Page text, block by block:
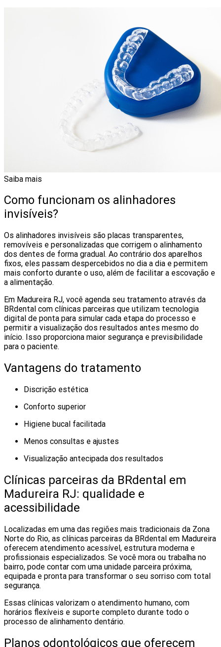
Saiba mais
Como funcionam os alinhadores
invisíveis?
Os alinhadores invisíveis são placas transparentes,
removíveis e personalizadas que corrigem o alinhamento
dos dentes de forma gradual. Ao contrário dos aparelhos
fixos, eles passam despercebidos no dia a dia e permitem
mais conforto durante o uso, além de facilitar a escovação e
a alimentação.
Em Madureira RJ, você agenda seu tratamento através da
BRdental com clínicas parceiras que utilizam tecnologia
digital de ponta para simular cada etapa do processo e
permitir a visualização dos resultados antes mesmo do
início. Isso proporciona maior segurança e previsibilidade
para o paciente.
Vantagens do tratamento
Discrição estética
Conforto superior
Higiene bucal facilitada
Menos consultas e ajustes
Visualização antecipada dos resultados
Clínicas parceiras da BRdental em
Madureira RJ: qualidade e
acessibilidade
Localizadas em uma das regiões mais tradicionais da Zona
Norte do Rio, as clínicas parceiras da BRdental em Madureira
oferecem atendimento acessível, estrutura moderna e
profissionais especializados. Se você mora ou trabalha no
bairro, pode contar com uma unidade parceira próxima,
equipada e pronta para transformar o seu sorriso com total
segurança.
Essas clínicas valorizam o atendimento humano, com
horários flexíveis e suporte completo durante todo o
processo de alinhamento dentário.
Planos odontológicos que oferecem